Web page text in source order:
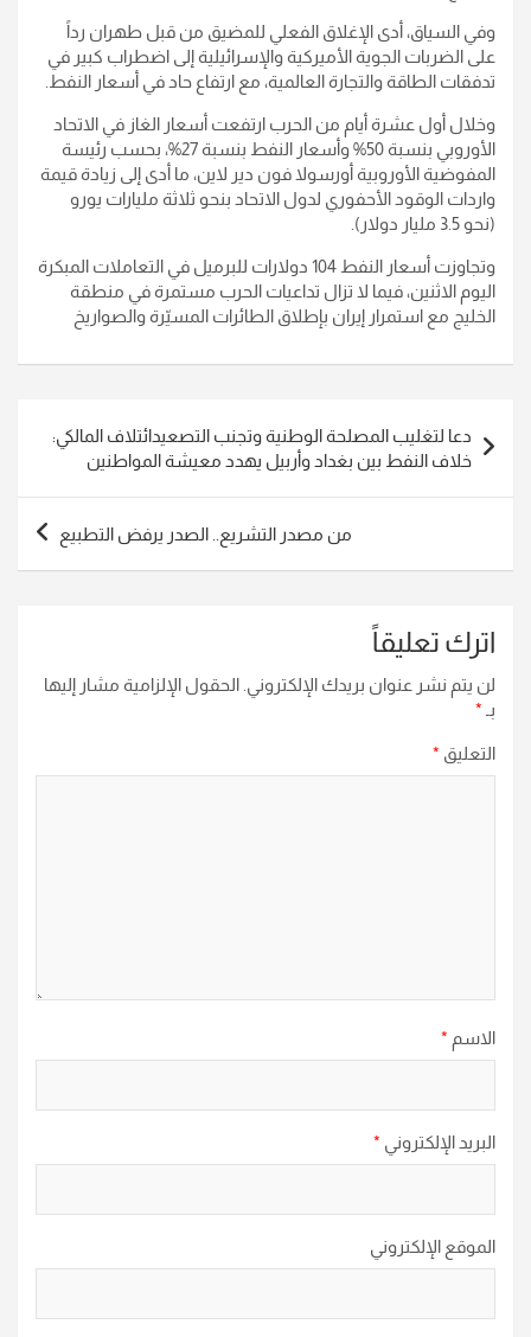
وفي السياق، أدى الإغلاق الفعلي للمضيق من قبل طهران رداً
على الضربات الجوية الأميركية والإسرائيلية إلى اضطراب كبير في
تدفقات الطاقة والتجارة العالمية، مع ارتفاع حاد في أسعار النفط.
وخلال أول عشرة أيام من الحرب ارتفعت أسعار الغاز في الاتحاد
الأوروبي بنسبة 50% وأسعار النفط بنسبة 27%، بحسب رئيسة
المفوضية الأوروبية أورسولا فون دير لاين، ما أدى إلى زيادة قيمة
واردات الوقود الأحفوري لدول الاتحاد بنحو ثلاثة مليارات يورو
(نحو 3.5 مليار دولار).
وتجاوزت أسعار النفط 104 دولارات للبرميل في التعاملات المبكرة
اليوم الاثنين، فيما لا تزال تداعيات الحرب مستمرة في منطقة
الخليج مع استمرار إيران بإطلاق الطائرات المسيّرة والصواريخ
المقالات
دعا لتغليب المصلحة الوطنية وتجنب التصعيدائتلاف المالكي:
خلاف النفط بين بغداد وأربيل يهدد معيشة المواطنين
من مصدر التشريع.. الصدر يرفض التطبيع
اترك تعليقاً
لن يتم نشر عنوان بريدك الإلكتروني. الحقول الإلزامية مشار إليها
بـ *
التعليق *
الاسم *
البريد الإلكتروني *
الموقع الإلكتروني